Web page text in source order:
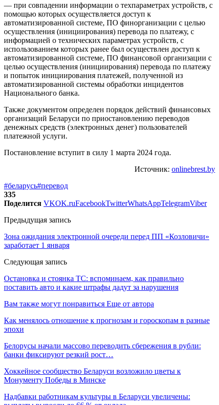
— при совпадении информации о техпараметрах устройств, с
помощью которых осуществляется доступ к
автоматизированной системе, ПО финорганизации с целью
осуществления (инициирования) перевода по платежу, с
информацией о технических параметрах устройств, с
использованием которых ранее был осуществлен доступ к
автоматизированной системе, ПО финансовой организации с
целью осуществления (инициирования) перевода по платежу
и попыток инициирования платежей, полученной из
автоматизированной системы обработки инцидентов
Национального банка.
Также документом определен порядок действий финансовых
организаций Беларуси по приостановлению переводов
денежных средств (электронных денег) пользователей
платежной услуги.
Постановление вступит в силу 1 марта 2024 года.
Источник: onlinebrest.by
#беларусь#перевод
335
Поделится VKOK.ruFacebookTwitterWhatsAppTelegramViber
Предыдущая запись
Зона ожидания электронной очереди перед ПП «Козловичи»
заработает 1 января
Следующая запись
Остановка и стоянка ТС: вспоминаем, как правильно
поставить авто и какие штрафы дадут за нарушения
Вам также могут понравиться Еще от автора
Как менялось отношение к прогнозам и гороскопам в разные
эпохи
Белорусы начали массово переводить сбережения в рубли:
банки фиксируют резкий рост…
Хоккейное сообщество Беларуси возложило цветы к
Монументу Победы в Минске
Надбавки работникам культуры в Беларуси увеличены: